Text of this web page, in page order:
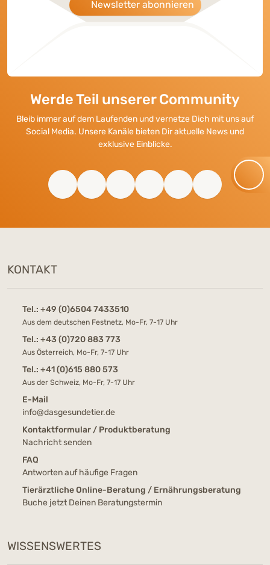
Newsletter abonnieren
Werde Teil unserer Community
Bleib immer auf dem Laufenden und vernetze Dich mit uns auf
Social Media. Unsere Kanäle bieten Dir aktuelle News und
exklusive Einblicke.
KONTAKT
Tel.: +49 (0)6504 7433510
Aus dem deutschen Festnetz, Mo-Fr, 7-17 Uhr
Tel.: +43 (0)720 883 773
Aus Österreich, Mo-Fr, 7-17 Uhr
Tel.: +41 (0)615 880 573
Aus der Schweiz, Mo-Fr, 7-17 Uhr
E-Mail
info@dasgesundetier.de
Kontaktformular / Produktberatung
Nachricht senden
FAQ
Antworten auf häufige Fragen
Tierärztliche Online-Beratung / Ernährungsberatung
Buche jetzt Deinen Beratungstermin
WISSENSWERTES